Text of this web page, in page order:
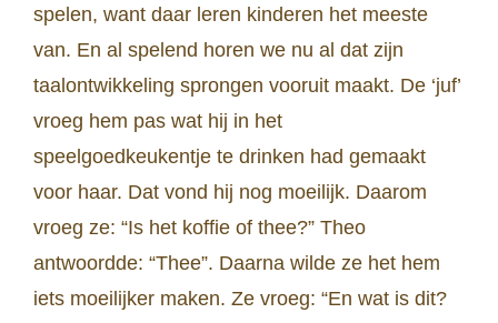
spelen, want daar leren kinderen het meeste
van. En al spelend horen we nu al dat zijn
taalontwikkeling sprongen vooruit maakt. De ‘juf’
vroeg hem pas wat hij in het
speelgoedkeukentje te drinken had gemaakt
voor haar. Dat vond hij nog moeilijk. Daarom
vroeg ze: “Is het koffie of thee?” Theo
antwoordde: “Thee”. Daarna wilde ze het hem
iets moeilijker maken. Ze vroeg: “En wat is dit?